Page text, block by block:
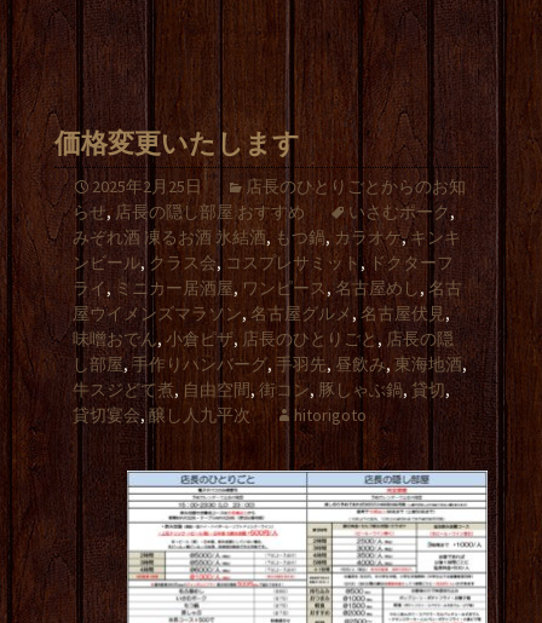
価格変更いたします
2025年2月25日
店長のひとりごとからのお知
らせ, 店長の隠し部屋 おすすめ いさむポーク,
みぞれ酒 凍るお酒 氷結酒, もつ鍋, カラオケ,キンキ
ンビール, クラス会, コスプレサミット , ドクターフ
ライ,ミニカー居酒屋, ワンピース, 名古屋めし,名古
屋ウイメンズマラソン, 名古屋グルメ , 名古屋伏見,
味噌おでん, 小倉ピザ, 店長のひとりごと , 店長の隠
し部屋,手作りハンバーグ, 手羽先, 昼飲み, 東海地酒,
牛スジどて煮, 自由空間,街コン, 豚しゃぶ鍋, 貸切,
貸切宴会,醸し人九平次 hitorigoto